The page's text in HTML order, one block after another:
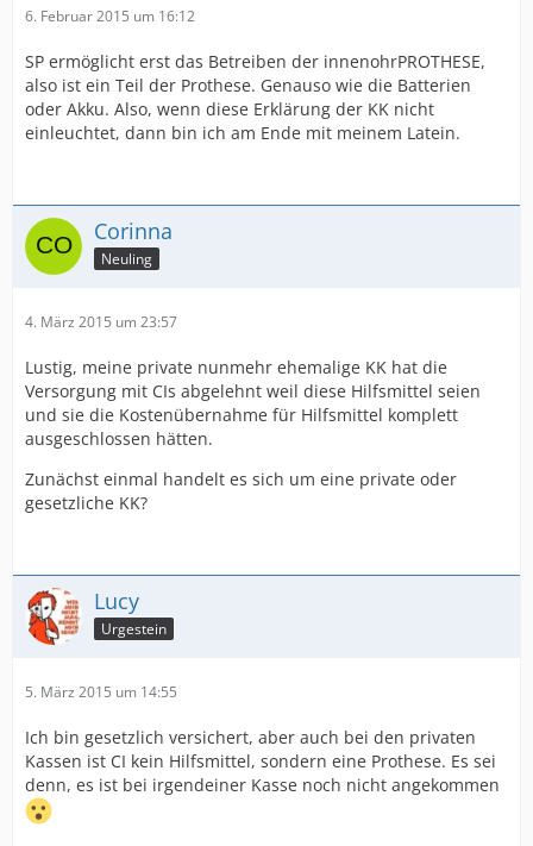
6. Februar 2015 um 16:12
SP ermöglicht erst das Betreiben der innenohrPROTHESE,
also ist ein Teil der Prothese. Genauso wie die Batterien
oder Akku. Also, wenn diese Erklärung der KK nicht
einleuchtet, dann bin ich am Ende mit meinem Latein.
Corinna
Neuling
4. März 2015 um 23:57
Lustig, meine private nunmehr ehemalige KK hat die
Versorgung mit CIs abgelehnt weil diese Hilfsmittel seien
und sie die Kostenübernahme für Hilfsmittel komplett
ausgeschlossen hätten.
Zunächst einmal handelt es sich um eine private oder
gesetzliche KK?
Lucy
Urgestein
5. März 2015 um 14:55
Ich bin gesetzlich versichert, aber auch bei den privaten
Kassen ist CI kein Hilfsmittel, sondern eine Prothese. Es sei
denn, es ist bei irgendeiner Kasse noch nicht angekommen